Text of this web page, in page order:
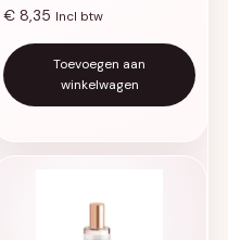
€ 8,35 Incl btw
Toevoegen aan
winkelwagen